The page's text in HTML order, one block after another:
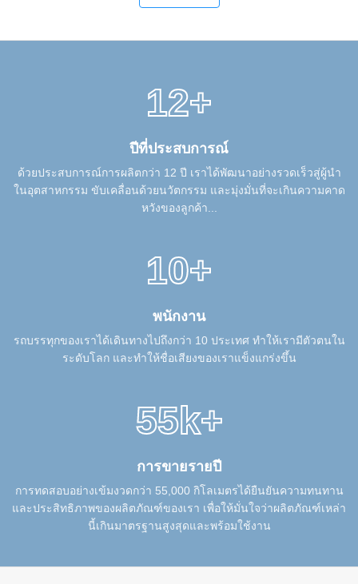
12+
ปีที่ประสบการณ์
ด้วยประสบการณ์การผลิตกว่า 12 ปี เราได้พัฒนาอย่างรวดเร็วสู่ผู้นำ
ในอุตสาหกรรม ขับเคลื่อนด้วยนวัตกรรม และมุ่งมั่นที่จะเกินความคาด
หวังของลูกค้า...
10+
พนักงาน
รถบรรทุกของเราได้เดินทางไปถึงกว่า 10 ประเทศ ทําให้เรามีตัวตนใน
ระดับโลก และทําให้ชื่อเสียงของเราแข็งแกร่งขึ้น
55k+
การขายรายปี
การทดสอบอย่างเข้มงวดกว่า 55,000 กิโลเมตรได้ยืนยันความทนทาน
และประสิทธิภาพของผลิตภัณฑ์ของเรา เพื่อให้มั่นใจว่าผลิตภัณฑ์เหล่า
นี้เกินมาตรฐานสูงสุดและพร้อมใช้งาน